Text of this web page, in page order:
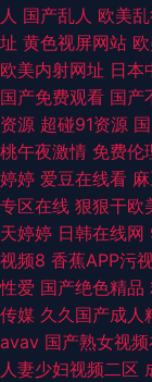
网 国产第69页 免费
产传媒 在线伊人超
三欧美
人 国产乱人 欧美
址 黄色视屏网站
欧美内射网址 日本
国产免费观看 国产
资源 超碰91资源
桃午夜激情 免费伦
婷婷 爱豆在线看
专区在线 狠狠干欧
天婷婷 日韩在线网
视频8 香蕉APP污
性爱 国产绝色精品
传媒 久久国产成人
avav 国产熟女视
人妻少妇视频二区